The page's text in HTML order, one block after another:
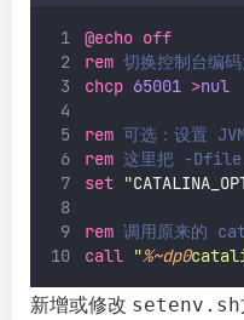
@echo off
rem 切换控制台编码
chcp 65001 >nul
rem 可选：设置
rem 这里把 -
set "
rem 调用原来的
call "%~dp0
新增或修改 setenv.sh